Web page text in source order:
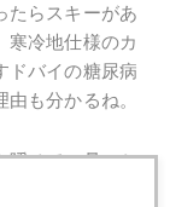
たらスキーがあ
寒冷地仕様のカ
ドバイの糖尿病
も分かるね。
隠せて、暑いか